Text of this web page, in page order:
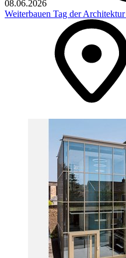
08.06.2026
Weiterbauen Tag der Architektur